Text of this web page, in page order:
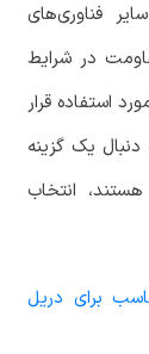
فناوری‌های
در شرایط
استفاده قرار
یک گزینه
انتخاب
برای دریل